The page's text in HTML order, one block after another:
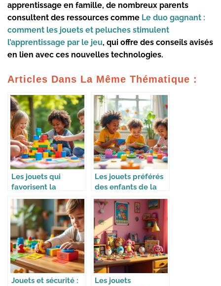
apprentissage en famille, de nombreux parents
consultent des ressources comme Le duo gagnant :
comment les jouets et peluches stimulent
l’apprentissage par le jeu, qui offre des conseils avisés
en lien avec ces nouvelles technologies.
Articles Dans La Même Thématique :
Les jouets qui
favorisent la
coopération
Les jouets préférés
des enfants de la
génération Alpha
Jouets et sécurité :
Les jouets